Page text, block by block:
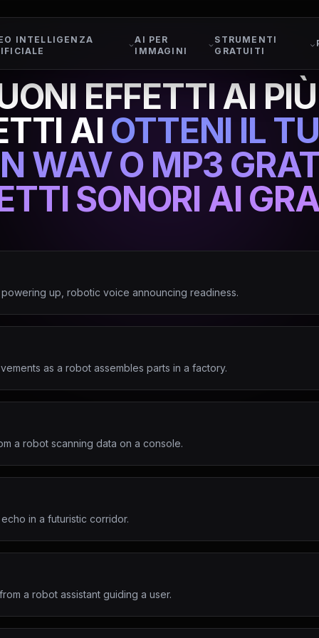
INTELLIGENZA
AI PER
IMMAGINI
STRUMENTI
GRATUITI
EFFETTI AI
AI OTTENI IL
WAV O MP3
SONORI AI
up, robotic voice announcing readiness.
as a robot assembles parts in a factory.
a robot scanning data on a console.
in a futuristic corridor.
a robot assistant guiding a user.